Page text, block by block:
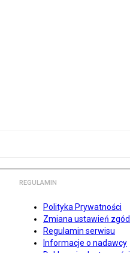
REGULAMIN
Polityka Prywatności
Zmiana ustawień zgód
Regulamin serwisu
Informacje o nadawcy